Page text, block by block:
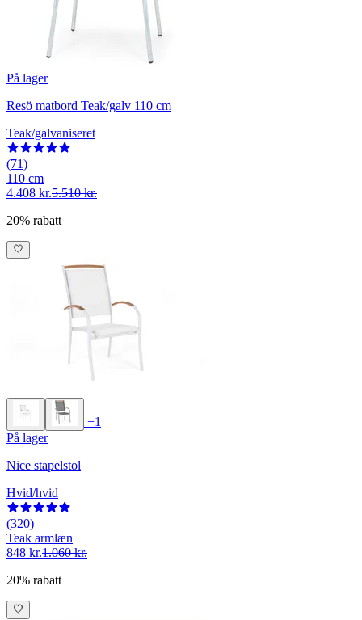
På lager
Resö matbord Teak/galv 110 cm
Teak/galvaniseret
(71)
110 cm
4.408 kr.5.510 kr.
20% rabatt
+1
På lager
Nice stapelstol
Hvid/hvid
(320)
Teak armlæn
848 kr.1.060 kr.
20% rabatt